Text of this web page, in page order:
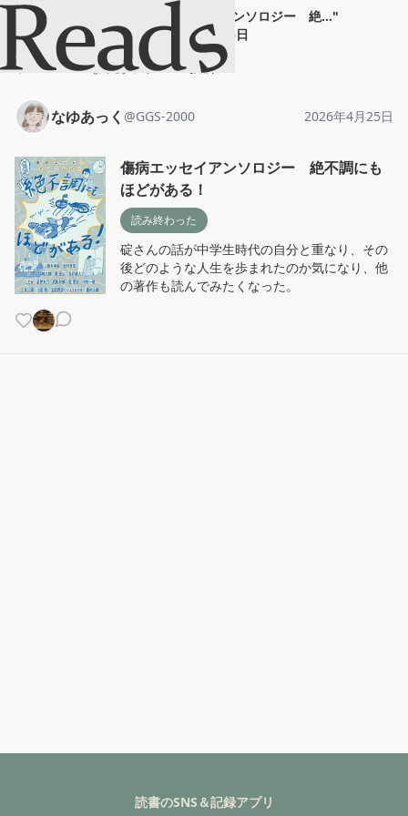
傷病エッセイアンソロジー 絶..."
2026年4月25日
ホーム
なゆあっく 投稿
なゆあっく @GGS-2000 2026年4月25日
傷病エッセイアンソロジー 絶不調にも
ほどがある！
読み終わった
碇さんの話が中学生時代の自分と重なり、その
後どのような人生を歩まれたのか気になり、他
の著作も読んでみたくなった。
読書のSNS＆記録アプリ